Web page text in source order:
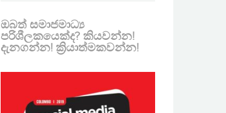
ඔබත් සමාජමාධ්‍ය
පරිශීලකයෙක්ද? කියවන්න!
දැනගන්න! ක්‍රියාත්මකවන්න!